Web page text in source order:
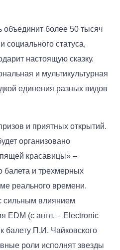
объединит более 50 тысяч
социального статуса,
настоящую сказку.
и мультикультурная
единения разных видов
и приятных открытий.
организовано
красавицы» –
балета и трехмерных
реального времени.
сильным влиянием
EDM (с англ. – Electronic
балету П.И. Чайковского
роли исполнят звезды